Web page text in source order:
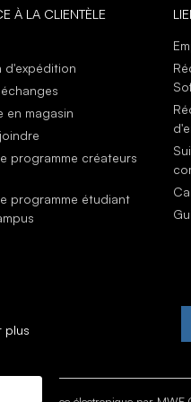
plus
À LA CLIENTÈLE
d'expédition
en magasin
programme créateurs
programme étudiant